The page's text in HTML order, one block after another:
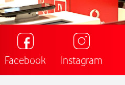
Facebook Instagram